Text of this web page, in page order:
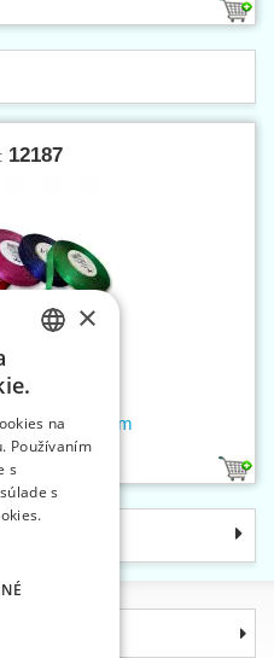
12187
10 mm
ENGLISH
GERMAN
×
na
Používaním
s
s